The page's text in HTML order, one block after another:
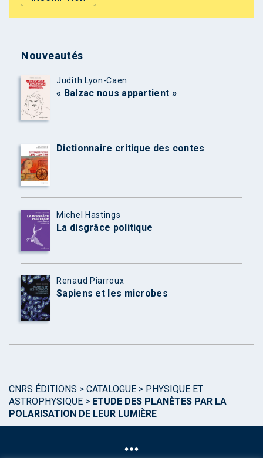
Nouveautés
Judith Lyon-Caen
« Balzac nous appartient »
Dictionnaire critique des contes
Michel Hastings
La disgrâce politique
Renaud Piarroux
Sapiens et les microbes
CNRS ÉDITIONS > CATALOGUE > PHYSIQUE ET
ASTROPHYSIQUE > ETUDE DES PLANÈTES PAR LA
POLARISATION DE LEUR LUMIÈRE